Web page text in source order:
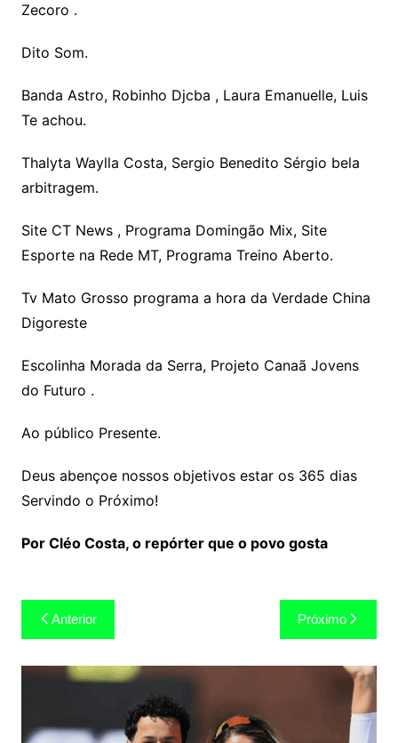
Zecoro .
Dito Som.
Banda Astro, Robinho Djcba , Laura Emanuelle, Luis
Te achou.
Thalyta Waylla Costa, Sergio Benedito Sérgio bela
arbitragem.
Site CT News , Programa Domingão Mix, Site
Esporte na Rede MT, Programa Treino Aberto.
Tv Mato Grosso programa a hora da Verdade China
Digoreste
Escolinha Morada da Serra, Projeto Canaã Jovens
do Futuro .
Ao público Presente.
Deus abençoe nossos objetivos estar os 365 dias
Servindo o Próximo!
Por Cléo Costa, o repórter que o povo gosta
Navegação
de
Post
Anterior Próximo